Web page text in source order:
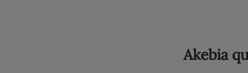
Akebia